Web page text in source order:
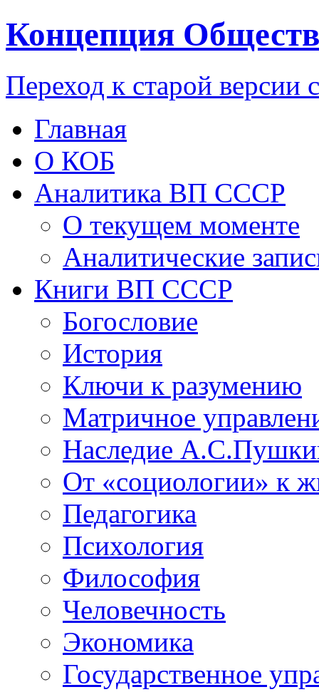
Концепция
Переход к старой версии
Главная
О КОБ
Аналитика ВП СССР
О текущем моменте
Аналитические
Книги ВП СССР
Богословие
История
Ключи к разумению
Матричное
Наследие
От «социологии» к
Педагогика
Психология
Философия
Человечность
Экономика
Государственное